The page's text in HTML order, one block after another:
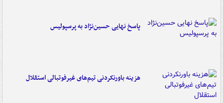
پاسخ نهایی حسین‌نژاد به پرسپولیس
هزینه باورنکردنی تیم‌های غیرفوتبالی استقلال